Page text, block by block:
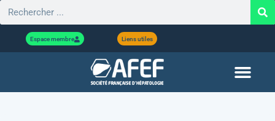
Espace membre Liens utiles